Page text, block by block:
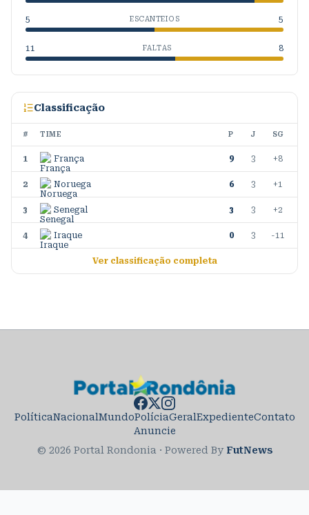
5 ESCANTEIOS 5
11 FALTAS 8
Classificação
# TIME P J SG
1 França 9 3 +8
2 Noruega 6 3 +1
3 Senegal 3 3 +2
4 Iraque 0 3 -11
Ver classificação completa
PolíticaNacionalMundoPolíciaGeralExpedienteContato
Anuncie
© 2026 Portal Rondonia · Powered By FutNews